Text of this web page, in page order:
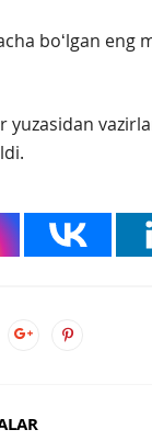
boʻlgan
yuzasidan